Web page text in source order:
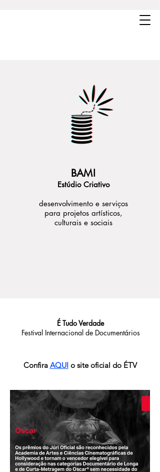
BAM!
Estúdio Criativo
desenvolvimento e serviços
para projetos artísticos,
culturais e sociais
É Tudo Verdade
Festival Internacional de Documentários
Confira AQUI o site oficial do ÉTV